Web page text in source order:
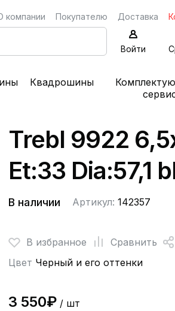
компании Покупателю Доставка
Войти
Квадрошины
Trebl 9922
Et:33 Dia:57,1
В наличии Артикул: 142357
В избранное Сравнить
Цвет Черный и его оттенки
3 550₽/ шт